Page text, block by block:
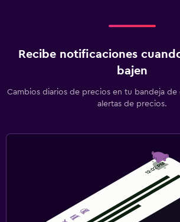
Recibe notificaciones
bajen
Cambios diarios de precios en tu bandeja de
alertas de precios.